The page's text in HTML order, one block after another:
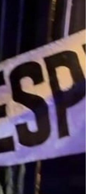
Notas
El huracán de Arequito